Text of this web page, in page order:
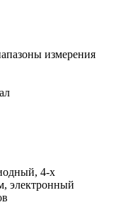
измерения
4-х
электронный